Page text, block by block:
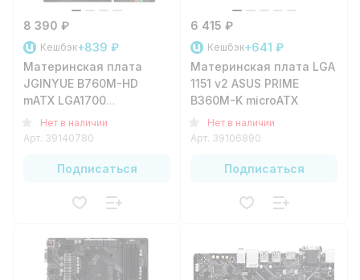
8 390 ₽
Кешбэк+839 ₽
Материнская плата
JGINYUE B760M-HD
mATX LGA1700
B760/2xDDR4/1xPCI-
e16/1xPCI-
Нет в наличии
Арт. 39140780
Подписаться
6 415 ₽
Кешбэк+641 ₽
Материнская плата LGA
1151 v2 ASUS PRIME
B360M-K microATX
Нет в наличии
Арт. 39106890
Подписаться